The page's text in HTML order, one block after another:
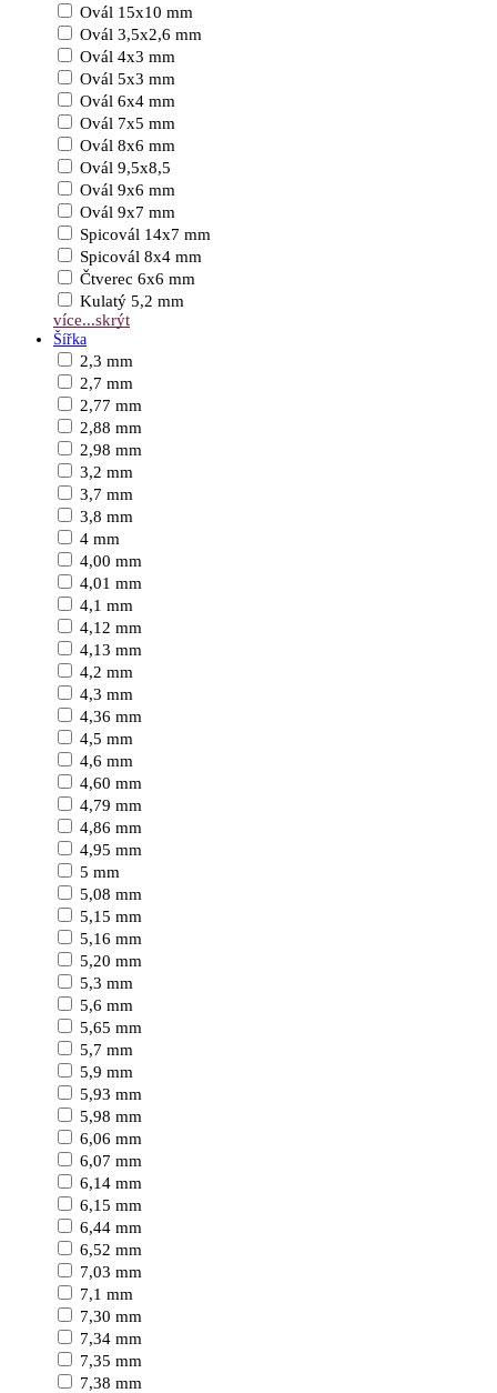
Ovál 15x10 mm
Ovál 3,5x2,6 mm
Ovál 4x3 mm
Ovál 5x3 mm
Ovál 6x4 mm
Ovál 7x5 mm
Ovál 8x6 mm
Ovál 9,5x8,5
Ovál 9x6 mm
Ovál 9x7 mm
Spicovál 14x7 mm
Spicovál 8x4 mm
Čtverec 6x6 mm
Kulatý 5,2 mm
více...skrýt
Šířka
2,3 mm
2,7 mm
2,77 mm
2,88 mm
2,98 mm
3,2 mm
3,7 mm
3,8 mm
4 mm
4,00 mm
4,01 mm
4,1 mm
4,12 mm
4,13 mm
4,2 mm
4,3 mm
4,36 mm
4,5 mm
4,6 mm
4,60 mm
4,79 mm
4,86 mm
4,95 mm
5 mm
5,08 mm
5,15 mm
5,16 mm
5,20 mm
5,3 mm
5,6 mm
5,65 mm
5,7 mm
5,9 mm
5,93 mm
5,98 mm
6,06 mm
6,07 mm
6,14 mm
6,15 mm
6,44 mm
6,52 mm
7,03 mm
7,1 mm
7,30 mm
7,34 mm
7,35 mm
7,38 mm